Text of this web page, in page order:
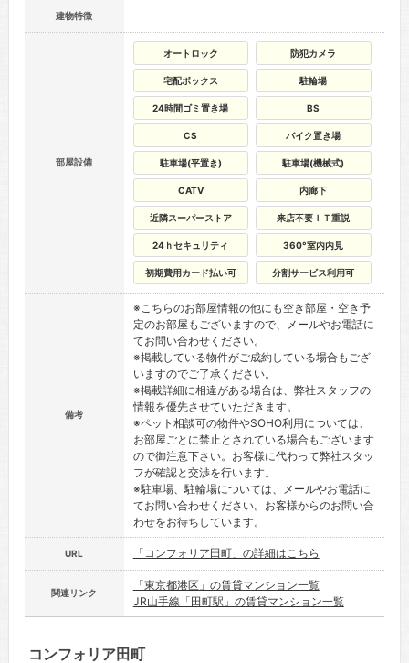
建物特徴
部屋設備
オートロック 防犯カメラ
宅配ボックス 駐輪場
24時間ゴミ置き場 BS
CS バイク置き場
駐車場(平置き) 駐車場(機械式)
CATV 内廊下
近隣スーパーストア 来店不要ＩＴ重説
24ｈセキュリティ 360°室内内見
初期費用カード払い可 分割サービス利用可
備考
※こちらのお部屋情報の他にも空き部屋・空き予
定のお部屋もございますので、メールやお電話に
てお問い合わせください。
※掲載している物件がご成約している場合もござ
いますのでご了承ください。
※掲載詳細に相違がある場合は、弊社スタッフの
情報を優先させていただきます。
※ペット相談可の物件やSOHO利用については、
お部屋ごとに禁止とされている場合もございます
ので御注意下さい。お客様に代わって弊社スタッ
フが確認と交渉を行います。
※駐車場、駐輪場については、メールやお電話に
てお問い合わせください。お客様からのお問い合
わせをお待ちしています。
URL 「コンフォリア田町」の詳細はこちら
関連リンク
「東京都港区」の賃貸マンション一覧
JR山手線「田町駅」の賃貸マンション一覧
コンフォリア田町